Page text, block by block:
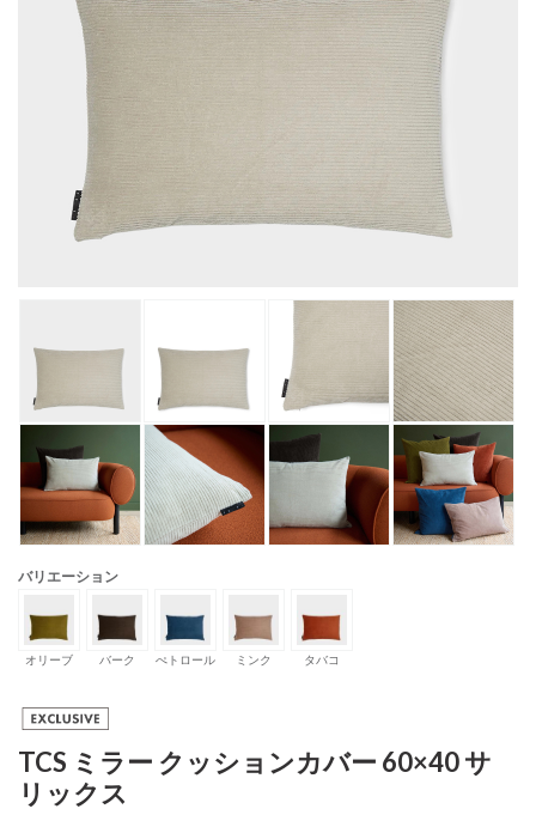
バリエーション
オリーブ バーク ぺトロール ミンク タバコ
TCS ミラー クッションカバー 60×40 サ
リックス